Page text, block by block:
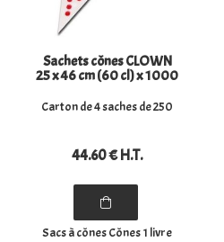
Sachets cônes CLOWN
25 x 46 cm (60 cl) x 1000
Carton de 4 saches de 250
44.60€H.T.
Sacs à cônes Cônes 1 livre